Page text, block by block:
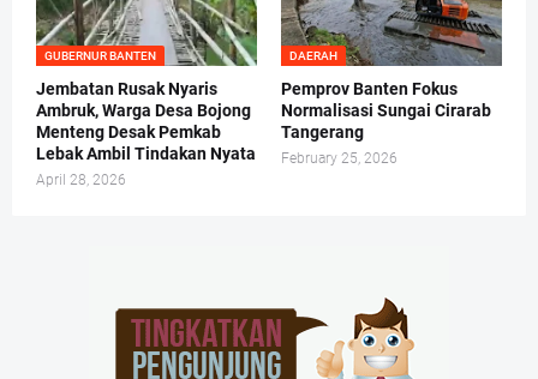
GUBERNUR BANTEN
Jembatan Rusak Nyaris
Ambruk, Warga Desa Bojong
Menteng Desak Pemkab
Lebak Ambil Tindakan Nyata
April 28, 2026
DAERAH
Pemprov Banten Fokus
Normalisasi Sungai Cirarab
Tangerang
February 25, 2026